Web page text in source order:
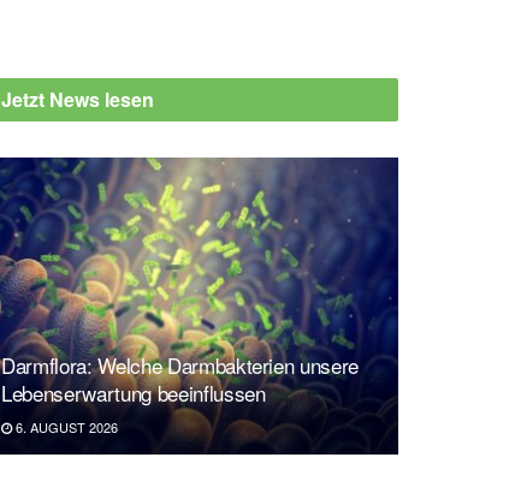
Jetzt News lesen
Darmflora: Welche Darmbakterien unsere
Lebenserwartung beeinflussen
6. AUGUST 2026